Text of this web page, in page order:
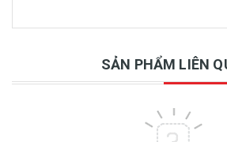
SẢN PHẨM LIÊN